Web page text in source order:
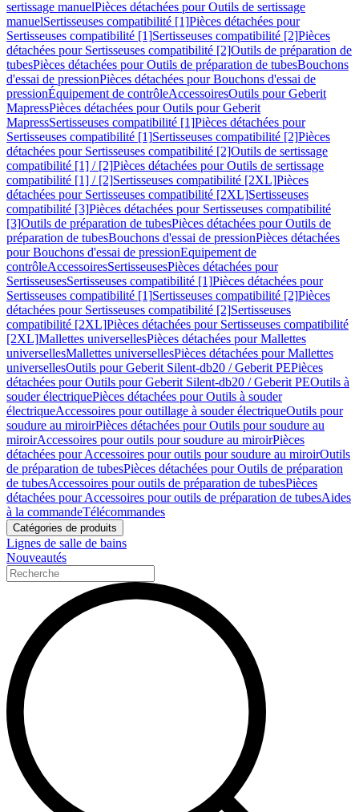
sertissage manuelPièces détachées pour Outils de sertissage
manuelSertisseuses compatibilité [1]Pièces détachées pour
Sertisseuses compatibilité [1]Sertisseuses compatibilité [2]Pièces
détachées pour Sertisseuses compatibilité [2]Outils de préparation de
tubesPièces détachées pour Outils de préparation de tubesBouchons
d'essai de pressionPièces détachées pour Bouchons d'essai de
pressionÉquipement de contrôleAccessoiresOutils pour Geberit
MapressPièces détachées pour Outils pour Geberit
MapressSertisseuses compatibilité [1]Pièces détachées pour
Sertisseuses compatibilité [1]Sertisseuses compatibilité [2]Pièces
détachées pour Sertisseuses compatibilité [2]Outils de sertissage
compatibilité [1] / [2]Pièces détachées pour Outils de sertissage
compatibilité [1] / [2]Sertisseuses compatibilité [2XL]Pièces
détachées pour Sertisseuses compatibilité [2XL]Sertisseuses
compatibilité [3]Pièces détachées pour Sertisseuses compatibilité
[3]Outils de préparation de tubesPièces détachées pour Outils de
préparation de tubesBouchons d'essai de pressionPièces détachées
pour Bouchons d'essai de pressionEquipement de
contrôleAccessoiresSertisseusesPièces détachées pour
SertisseusesSertisseuses compatibilité [1]Pièces détachées pour
Sertisseuses compatibilité [1]Sertisseuses compatibilité [2]Pièces
détachées pour Sertisseuses compatibilité [2]Sertisseuses
compatibilité [2XL]Pièces détachées pour Sertisseuses compatibilité
[2XL]Mallettes universellesPièces détachées pour Mallettes
universellesMallettes universellesPièces détachées pour Mallettes
universellesOutils pour Geberit Silent-db20 / Geberit PEPièces
détachées pour Outils pour Geberit Silent-db20 / Geberit PEOutils à
souder électriquePièces détachées pour Outils à souder
électriqueAccessoires pour outillage à souder électriqueOutils pour
soudure au miroirPièces détachées pour Outils pour soudure au
miroirAccessoires pour outils pour soudure au miroirPièces
détachées pour Accessoires pour outils pour soudure au miroirOutils
de préparation de tubesPièces détachées pour Outils de préparation
de tubesAccessoires pour outils de préparation de tubesPièces
détachées pour Accessoires pour outils de préparation de tubesAides
à la commandeTélécommandes
Catégories de produits
Lignes de salle de bains
Nouveautés